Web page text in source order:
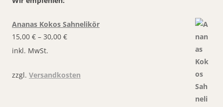
Ananas Kokos Sahnelikör
15,00 € – 30,00 €
inkl. MwSt.
zzgl. Versandkosten